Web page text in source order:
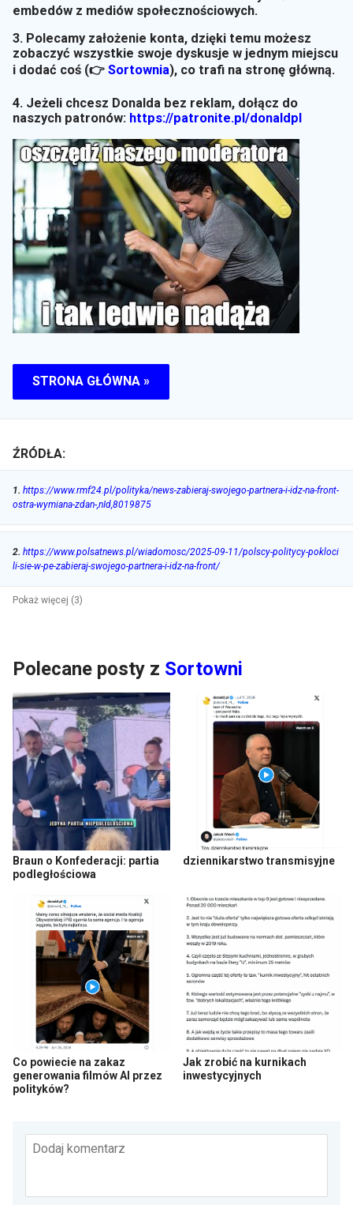
embedów z mediów społecznościowych.
3. Polecamy założenie konta, dzięki temu możesz
zobaczyć wszystkie swoje dyskusje w jednym miejscu
i dodać coś (👉 Sortownia), co trafi na stronę główną.
4. Jeżeli chcesz Donalda bez reklam, dołącz do
naszych patronów: https://patronite.pl/donaldpl
STRONA GŁÓWNA »
ŹRÓDŁA:
1. https://www.rmf24.pl/polityka/news-zabieraj-swojego-partnera-i-idz-na-front-
ostra-wymiana-zdan-,nId,8019875
2. https://www.polsatnews.pl/wiadomosc/2025-09-11/polscy-politycy-pokloci
li-sie-w-pe-zabieraj-swojego-partnera-i-idz-na-front/
Pokaż więcej (3)
Polecane posty z Sortowni
Braun o Konfederacji: partia
podległościowa
dziennikarstwo transmisyjne
Co powiecie na zakaz
generowania filmów AI przez
polityków?
Jak zrobić na kurnikach
inwestycyjnych
Dodaj komentarz